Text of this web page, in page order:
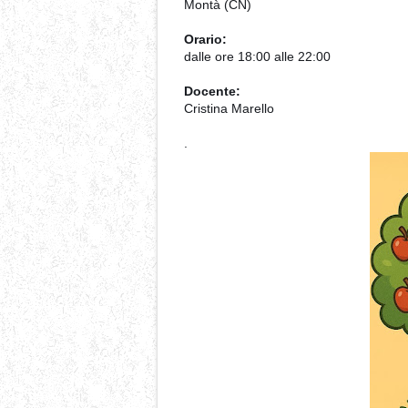
Montà (CN)
Orario:
dalle ore 18:00 alle 22:00
Docente:
Cristina Marello